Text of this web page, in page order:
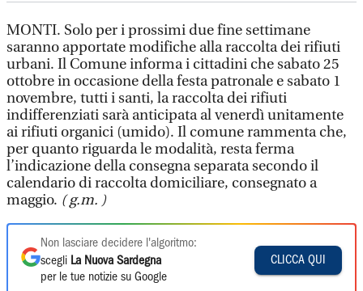
MONTI. Solo per i prossimi due fine settimane
saranno apportate modifiche alla raccolta dei rifiuti
urbani. Il Comune informa i cittadini che sabato 25
ottobre in occasione della festa patronale e sabato 1
novembre, tutti i santi, la raccolta dei rifiuti
indifferenziati sarà anticipata al venerdì unitamente
ai rifiuti organici (umido). Il comune rammenta che,
per quanto riguarda le modalità, resta ferma
l’indicazione della consegna separata secondo il
calendario di raccolta domiciliare, consegnato a
maggio. ( g.m. )
Non lasciare decidere l'algoritmo:
scegli La Nuova Sardegna
per le tue notizie su Google
CLICCA QUI